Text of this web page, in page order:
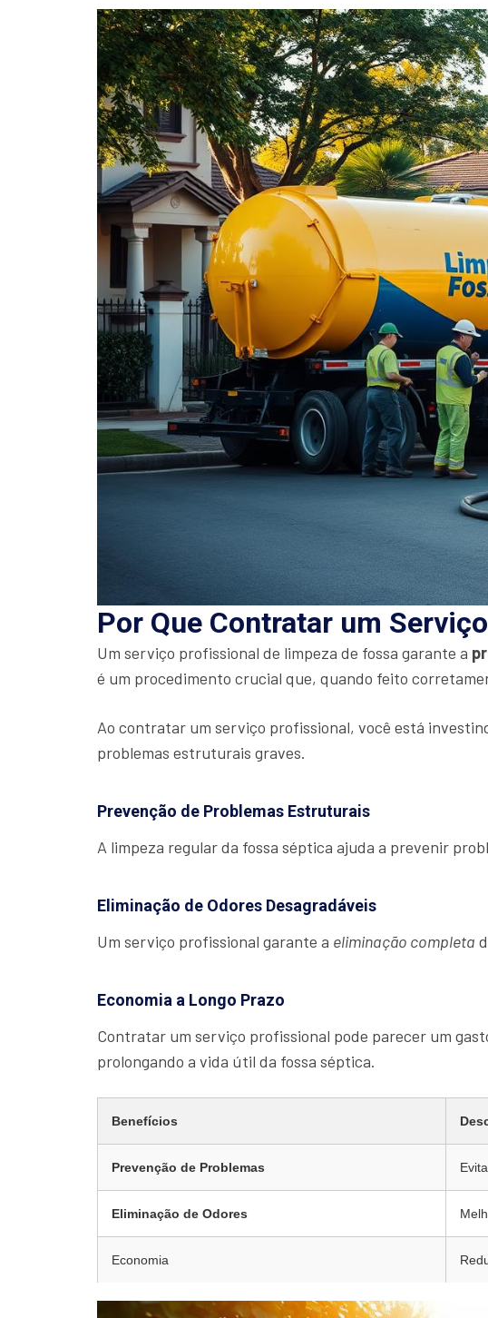
Por Que Contratar um
Um serviço profissional de limpeza de fossa garante a
é um procedimento crucial que, quando feito
Ao contratar um serviço profissional, você está
problemas estruturais graves.
Prevenção de Problemas Estruturais
A limpeza regular da fossa séptica ajuda a prevenir
Eliminação de Odores Desagradáveis
Um serviço profissional garante a eliminação completa
Economia a Longo Prazo
Contratar um serviço profissional pode parecer um
prolongando a vida útil da fossa séptica.
Benefícios
Prevenção de Problemas
Eliminação de Odores
Economia